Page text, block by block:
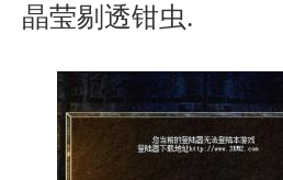
晶莹剔透钳虫.